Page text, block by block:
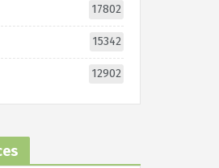
17802
15342
12902